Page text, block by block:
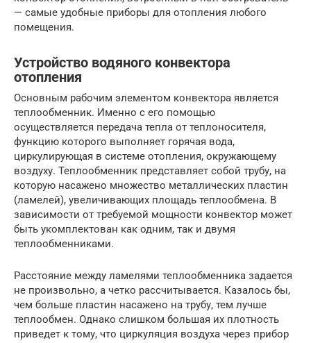
— самые удобные приборы для отопления любого
помещения.
Устройство водяного конвектора
отопления
Основным рабочим элементом конвектора является
теплообменник. Именно с его помощью
осуществляется передача тепла от теплоносителя,
функцию которого выполняет горячая вода,
циркулирующая в системе отопления, окружающему
воздуху. Теплообменник представляет собой трубу, на
которую насажено множество металлических пластин
(ламелей), увеличивающих площадь теплообмена. В
зависимости от требуемой мощности конвектор может
быть укомплектован как одним, так и двумя
теплообменниками.
Расстояние между ламелями теплообменника задается
не произвольно, а четко рассчитывается. Казалось бы,
чем больше пластин насажено на трубу, тем лучше
теплообмен. Однако слишком большая их плотность
приведет к тому, что циркуляция воздуха через прибор